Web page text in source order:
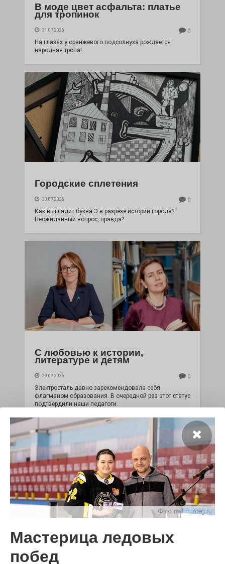
В моде цвет асфальта: платье
для тропинок
31.07.2026 0
На глазах у оранжевого подсолнуха рождается
народная тропа!
Городские сплетения
30.07.2026 0
Как выглядит буква Э в разрезе истории города?
Неожиданный вопрос, правда?
С любовью к истории,
литературе и детям
29.07.2026 0
Электросталь давно зарекомендовала себя
флагманом образования. В очередной раз этот статус
подтвердили наши педагоги.
Чувство Родины — одно на
всех
28.07.2026
Фото: mst.mosreg.ru
Мастерица ледовых
побед